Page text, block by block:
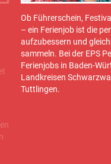
Ob Führerschein,
– ein Ferienjob ist die
aufzubessern und
sammeln. Bei der EPS
Ferienjobs in Baden-
Landkreisen
Tuttlingen.